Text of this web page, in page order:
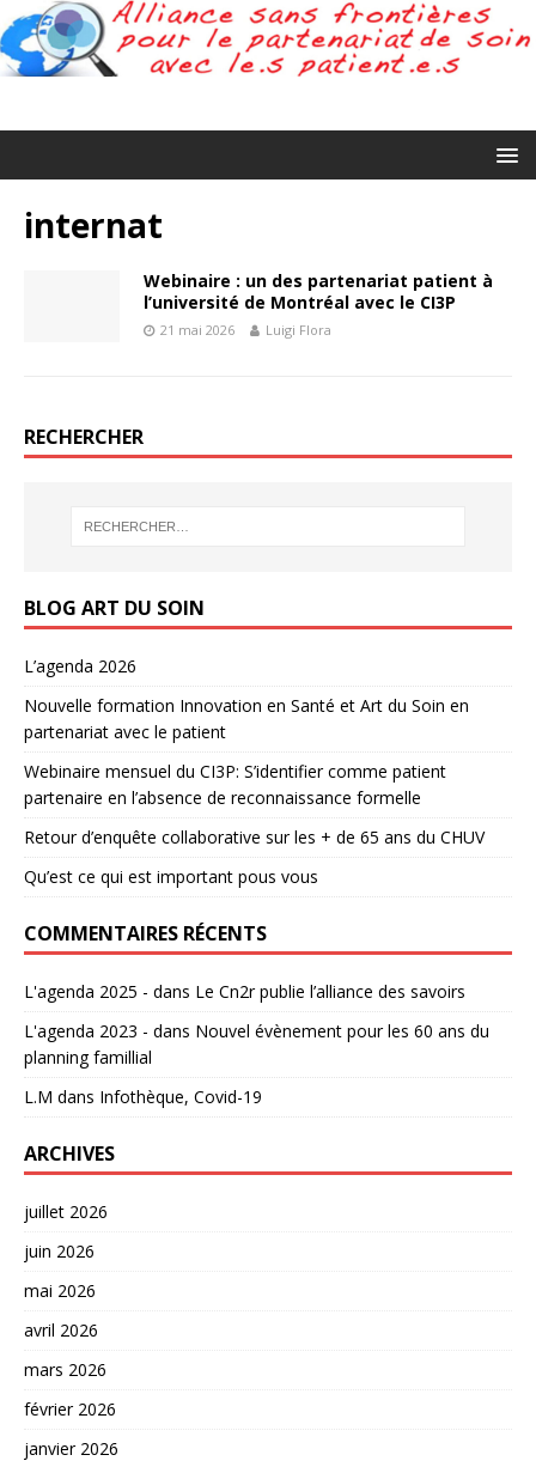
internat
Webinaire : un des partenariat patient à
l’université de Montréal avec le CI3P
21 mai 2026 Luigi Flora
RECHERCHER
BLOG ART DU SOIN
L’agenda 2026
Nouvelle formation Innovation en Santé et Art du Soin en
partenariat avec le patient
Webinaire mensuel du CI3P: S’identifier comme patient
partenaire en l’absence de reconnaissance formelle
Retour d’enquête collaborative sur les + de 65 ans du CHUV
Qu’est ce qui est important pous vous
COMMENTAIRES RÉCENTS
L'agenda 2025 - dans Le Cn2r publie l’alliance des savoirs
L'agenda 2023 - dans Nouvel évènement pour les 60 ans du
planning famillial
L.M dans Infothèque, Covid-19
ARCHIVES
juillet 2026
juin 2026
mai 2026
avril 2026
mars 2026
février 2026
janvier 2026